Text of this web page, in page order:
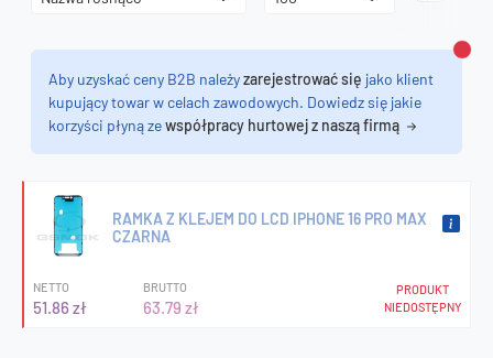
Aby uzyskać ceny B2B należyzarejestrować się jako klient
kupujący towar w celach zawodowych. Dowiedz się jakie
korzyści płyną zewspółpracy hurtowej z naszą firmą
RAMKA Z KLEJEM DO LCD IPHONE 16 PRO MAX
CZARNA
NETTO
51.86 zł
BRUTTO
63.79 zł
PRODUKT
NIEDOSTĘPNY